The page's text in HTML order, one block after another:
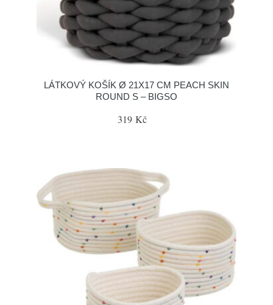
LÁTKOVÝ KOŠÍK Ø 21X17 CM PEACH SKIN
ROUND S – BIGSO
319 Kč